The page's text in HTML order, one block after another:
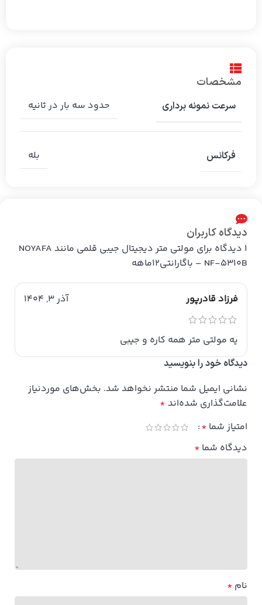
مشخصات
سرعت نمونه برداری حدود سه بار در ثانیه
فرکانس بله
دیدگاه کاربران
1 دیدگاه برای
مولتی متر دیجیتال جیبی قلمی مانند NOYAFA
NF-5310B – باگارانتی12ماهه
فرزاد قادرپور آذر 3, 1404
یه مولتی متر همه کاره و جیبی
دیدگاه خود را بنویسید
نشانی ایمیل شما منتشر نخواهد شد. بخش‌های موردنیاز
علامت‌گذاری شده‌اند *
امتیاز شما *
دیدگاه شما *
نام *